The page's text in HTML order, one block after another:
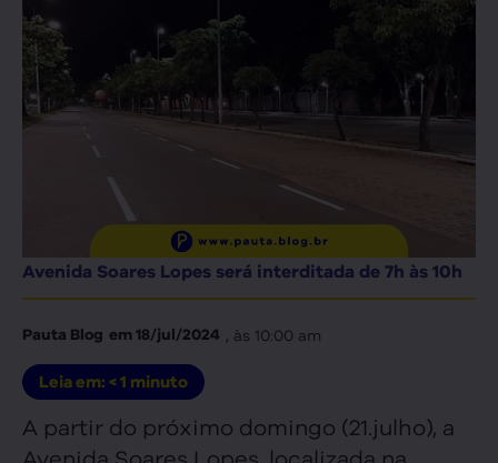
Avenida Soares Lopes será interditada de 7h às 10h
Pauta Blog em18/jul/2024 , às 10:00 am
Leia em: < 1 minuto
A partir do próximo domingo (21.julho), a
Avenida Soares Lopes, localizada na